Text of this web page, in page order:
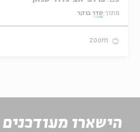
מתוך:סדר בוקר
zoom
הישארו מעודכנים